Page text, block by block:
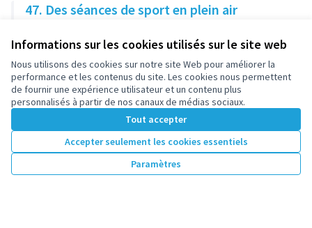
Informations sur les cookies utilisés sur le site web
Nous utilisons des cookies sur notre site Web pour améliorer la
performance et les contenus du site. Les cookies nous permettent
de fournir une expérience utilisateur et un contenu plus
personnalisés à partir de nos canaux de médias sociaux.
Tout accepter
Accepter seulement les cookies essentiels
Paramètres
47. Des séances de sport en plein air
2 500 €
Résultats par page : 25
3 … 7